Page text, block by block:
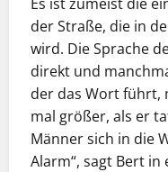
der Straße, die in
wird. Die Sprache
direkt und
der das Wort führt,
mal größer, als er
Männer sich in die
Alarm“, sagt Bert